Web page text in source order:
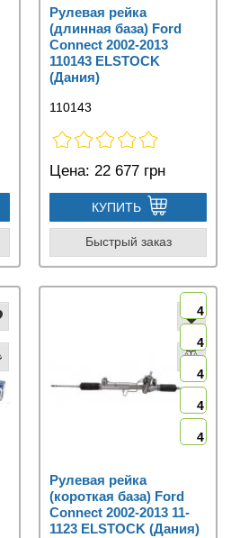
Рулевая рейка
(длинная база) Ford
Connect 2002-2013
110143 ELSTOCK
(Дания)
110143
Цена: 22 677 грн
КУПИТЬ
Быстрый заказ
4
4
4
4
4
Рулевая рейка
(короткая база) Ford
Connect 2002-2013 11-
1123 ELSTOCK (Дания)